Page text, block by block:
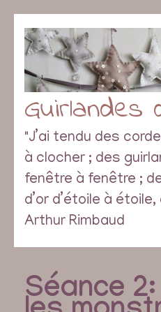
Guirlandes
"J’ai tendu des
à clocher ; des
fenêtre à fenêtre ;
d’or d’étoile à
Arthur Rimbaud
Séance